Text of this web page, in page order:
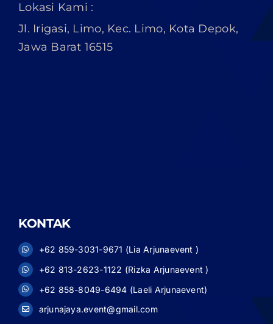
Lokasi Kami :
Jl. Irigasi, Limo, Kec. Limo, Kota Depok,
Jawa Barat 16515
KONTAK
+62 859-3031-9671 (Lia Arjunaevent )
+62 813-2623-1122 (Rizka Arjunaevent )
+62 858-8049-6494 (Laeli Arjunaevent)
arjunajaya.event@gmail.com